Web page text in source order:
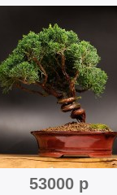
53000 р